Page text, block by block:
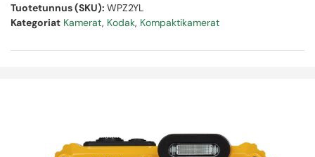
Tuotetunnus (SKU): WPZ2YL
Kategoriat Kamerat, Kodak, Kompaktikamerat